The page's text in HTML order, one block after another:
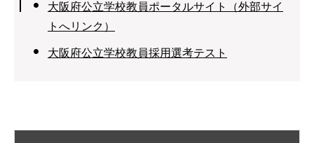
大阪府公立学校教員ポータルサイト（外部サイ
トへリンク）
大阪府公立学校教員採用選考テスト